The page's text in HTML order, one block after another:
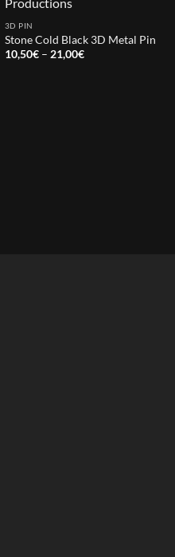
3D PIN
Stone Cold Black 3D Metal Pin
10,50€ – 21,00€Price